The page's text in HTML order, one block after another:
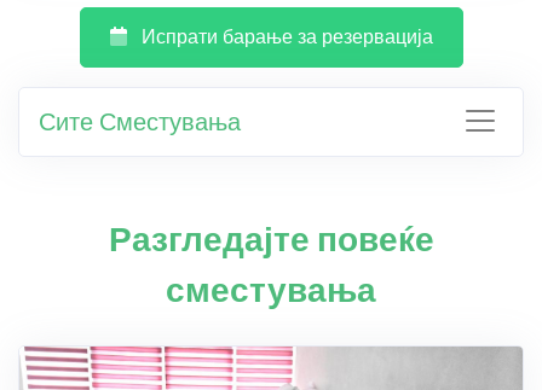
Испрати барање за резервација
Сите Сместувања
Разгледајте повеќе
сместувања